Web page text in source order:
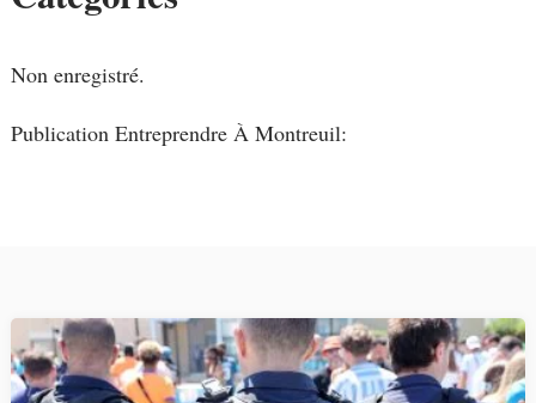
Non enregistré.
Publication Entreprendre À Montreuil: